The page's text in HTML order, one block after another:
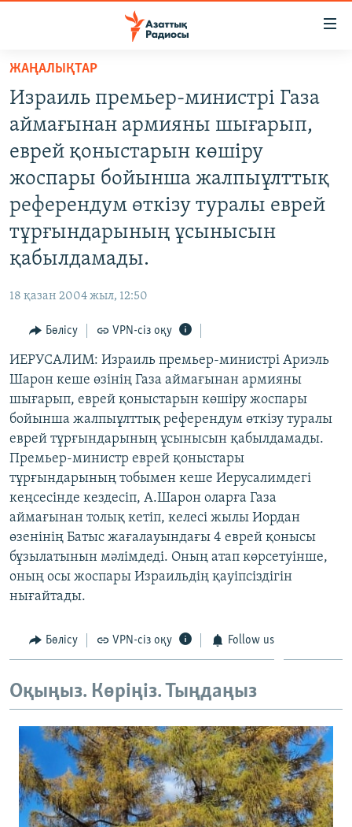
Skip
main
content
main
Navigation
Skip
Search
САЯСАТ
AZATTYQTV
ҚАҢТАР ОҚИҒАСЫ
АДАМ ҚҰҚЫҚТАРЫ
ӘЛЕУМЕТ
ӘЛЕМ
Русский
ЖАЗЫЛЫҢЫЗ
Басқа тілдерде
ЖАҢАЛЫҚТАР
Израиль премьер-министрі Газа
аймағынан армияны шығарып,
еврей қоныстарын көшіру
жоспары бойынша жалпыұлттық
референдум өткізу туралы еврей
тұрғындарының ұсынысын
қабылдамады.
18 қазан 2004 жыл, 12:50
Бөлісу VPN-сіз оқу
ИЕРУСАЛИМ: Израиль премьер-министрі Ариэль
Шарон кеше өзінің Газа аймағынан армияны
шығарып, еврей қоныстарын көшіру жоспары
бойынша жалпыұлттық референдум өткізу туралы
еврей тұрғындарының ұсынысын қабылдамады.
Премьер-министр еврей қоныстары
тұрғындарының тобымен кеше Иерусалимдегі
кеңсесінде кездесіп, А.Шарон оларға Газа
аймағынан толық кетіп, келесі жылы Иордан
өзенінің Батыс жағалауындағы 4 еврей қонысы
бұзылатынын мәлімдеді. Оның атап көрсетуінше,
оның осы жоспары Израильдің қауіпсіздігін
нығайтады.
Бөлісу VPN-сіз оқу Follow us
Оқыңыз. Көріңіз. Тыңдаңыз